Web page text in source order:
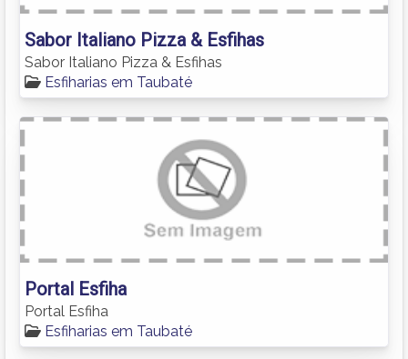
Sabor Italiano Pizza & Esfihas
Sabor Italiano Pizza & Esfihas
Esfiharias em Taubaté
Portal Esfiha
Portal Esfiha
Esfiharias em Taubaté